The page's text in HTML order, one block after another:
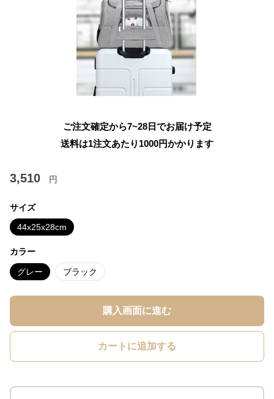
ご注文確定から7~28日でお届け予定
送料は1注文あたり 1000円かかります
3,510 円
サイズ
44x25x28cm
カラー
グレー ブラック
購入画面に進む
カートに追加する